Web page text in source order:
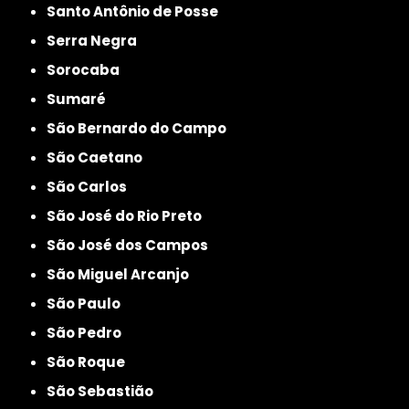
Santo Antônio de Posse
Serra Negra
Sorocaba
Sumaré
São Bernardo do Campo
São Caetano
São Carlos
São José do Rio Preto
São José dos Campos
São Miguel Arcanjo
São Paulo
São Pedro
São Roque
São Sebastião